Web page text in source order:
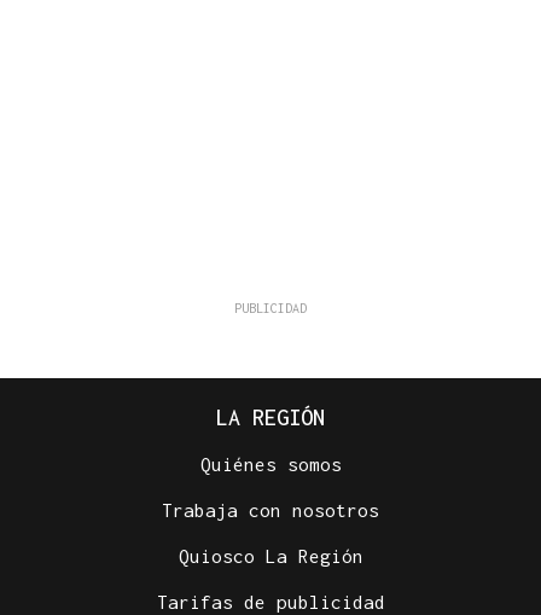
LA REGIÓN
Quiénes somos
Trabaja con nosotros
Quiosco La Región
Tarifas de publicidad